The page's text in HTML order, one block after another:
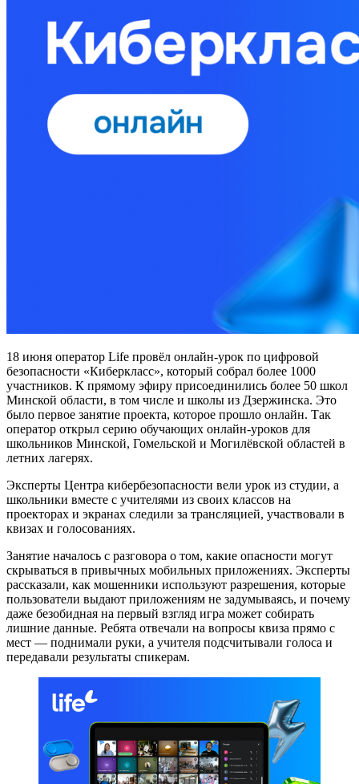
18 июня оператор Life провёл онлайн-урок по цифровой
безопасности «Киберкласс», который собрал более 1000
участников. К прямому эфиру присоединились более 50 школ
Минской области, в том числе и школы из Дзержинска. Это
было первое занятие проекта, которое прошло онлайн. Так
оператор открыл серию обучающих онлайн-уроков для
школьников Минской, Гомельской и Могилёвской областей в
летних лагерях.
Эксперты Центра кибербезопасности вели урок из студии, а
школьники вместе с учителями из своих классов на
проекторах и экранах следили за трансляцией, участвовали в
квизах и голосованиях.
Занятие началось с разговора о том, какие опасности могут
скрываться в привычных мобильных приложениях. Эксперты
рассказали, как мошенники используют разрешения, которые
пользователи выдают приложениям не задумываясь, и почему
даже безобидная на первый взгляд игра может собирать
лишние данные. Ребята отвечали на вопросы квиза прямо с
мест — поднимали руки, а учителя подсчитывали голоса и
передавали результаты спикерам.